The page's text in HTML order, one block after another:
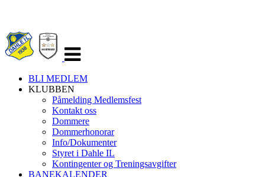
navigasjon
BLI MEDLEM
KLUBBEN
Påmelding Medlemsfest
Kontakt oss
Dommere
Dommerhonorar
Info/Dokumenter
Styret i Dahle IL
Kontingenter og Treningsavgifter
BANEKALENDER